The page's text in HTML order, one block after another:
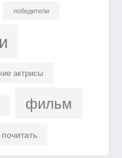
победители
актрисы
фильм
почитать